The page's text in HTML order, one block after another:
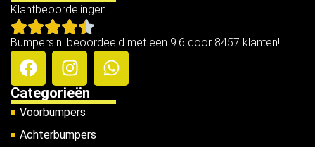
Klantbeoordelingen
Bumpers.nl beoordeeld met een 9.6 door 8457 klanten!
Categorieën
Voorbumpers
Achterbumpers